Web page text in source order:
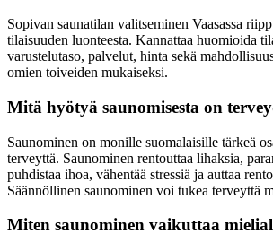
Sopivan saunatilan valitseminen Vaasassa
tilaisuuden luonteesta. Kannattaa huomioida
varustelutaso, palvelut, hinta sekä
omien toiveiden mukaiseksi.
Mitä hyötyä saunomisesta on
Saunominen on monille suomalaisille tärkeä
terveyttä. Saunominen rentouttaa lihaksia,
puhdistaa ihoa, vähentää stressiä ja auttaa
Säännöllinen saunominen voi tukea terveyttä
Miten saunominen vaikuttaa